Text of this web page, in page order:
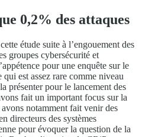
0,2% des attaques
étude suite à l’engouement des
groupes cybersécurité et
pour une enquête sur le
est assez rare comme niveau
présenter pour le lancement des
fait un important focus sur la
notamment fait venir des
directeurs des systèmes
pour évoquer la question de la